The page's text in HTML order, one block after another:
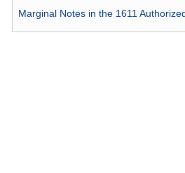
Marginal Notes in the 1611